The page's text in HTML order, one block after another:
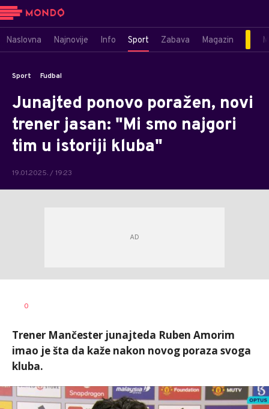
Naslovna Najnovije Info Sport Zabava Magazin
Sport Fudbal
Junajted ponovo poražen, novi
trener jasan: "Mi smo najgori
tim u istoriji kluba"
19.01.2025. / 19:23
AUTOR
0
Trener Mančester junajteda Ruben Amorim
imao je šta da kaže nakon novog poraza svoga
kluba.